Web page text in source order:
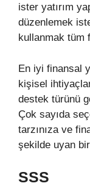
ister yatırım
düzenlemek
kullanmak tüm
En iyi finansal
kişisel
destek türünü
Çok sayıda
tarzınıza ve
şekilde uyan
SSS